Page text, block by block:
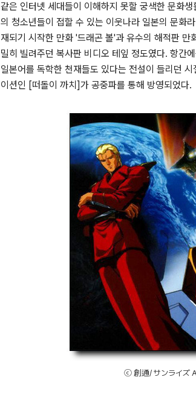
같은 인터넷 세대들이 이해하지 못할 궁색한 문화
의 청소년들이 접할 수 있는 이웃나라 일본의 문화
재되기 시작한 만화 '드래곤 볼'과 유수의 해적판
밀히 빌려주던 복사판 비디오 테잎 정도였다. 항간
일본어를 독학한 천재들도 있다는 전설이 들리던
이션인 [떠돌이 까치]가 공중파를 통해 방영되었다.
ⓒ 創通/ サンライズ